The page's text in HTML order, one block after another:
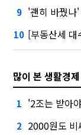
9 '괜히 바꿨나'
10 [부동산세
많이 본 생활경
1 '2조는 받아
2 2000원도 비